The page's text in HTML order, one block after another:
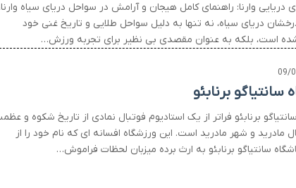
وارنا: راهنمای کامل هیجان و آرامش در سواحل دریای سیاه
دریای سیاه، نه تنها به دلیل سواحل طلایی و تاریخ غنی خود
است، بلکه به عنوان مقصدی بی نظیر برای تجربه ورزش…
09/
سانتیاگو برنابئو
برنابئو فراتر از یک استادیوم فوتبال نمادی از تاریخ شکوه و
مادرید و شهر مادرید است. این ورزشگاه افسانه ای که نام خود را از
سانتیاگو برنابئو به ارث برده میزبان لحظات فراموش…